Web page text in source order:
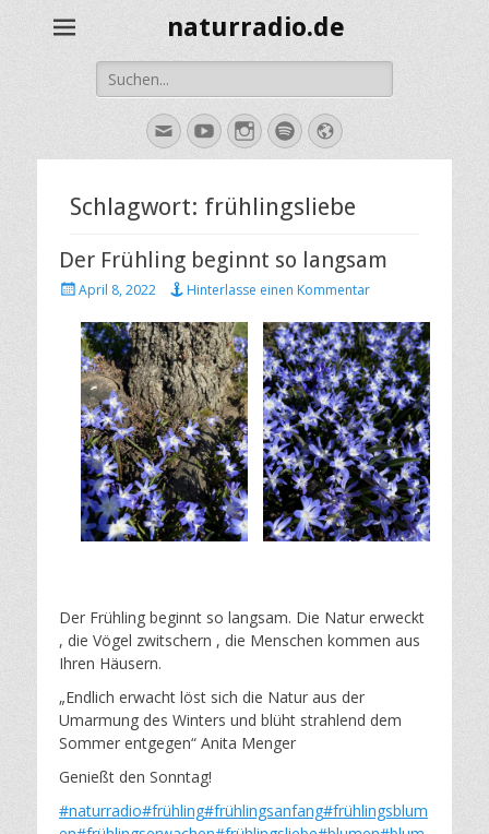
naturradio.de
Suche
nach:
E-
Mail
YouTubeInstagram
SpotifyWebsite
Schlagwort: frühlingsliebe
Der Frühling beginnt so langsam
Veröffentlicht
April 8, 2022 Hinterlasse einen Kommentar
Der Frühling beginnt so langsam. Die Natur erweckt
, die Vögel zwitschern , die Menschen kommen aus
Ihren Häusern.
„Endlich erwacht löst sich die Natur aus der
Umarmung des Winters und blüht strahlend dem
Sommer entgegen“ Anita Menger
Genießt den Sonntag!
#naturradio#frühling#frühlingsanfang#frühlingsblum